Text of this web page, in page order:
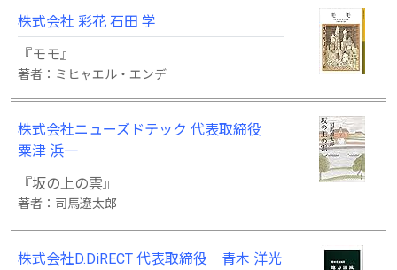
株式会社 彩花 石田 学
『モモ』
著者：ミヒャエル・エンデ
株式会社ニューズドテック 代表取締役
粟津 浜一
『坂の上の雲』
著者：司馬遼太郎
株式会社D.DiRECT 代表取締役 青木 洋光